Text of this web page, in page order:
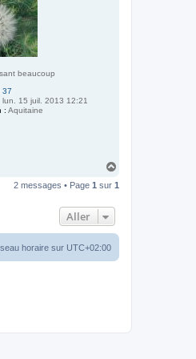
beaucoup
37
lun. 15 juil. 2013 12:21
: Aquitaine
u
2 messages • Page 1 sur 1
Aller
horaire sur UTC+02:00